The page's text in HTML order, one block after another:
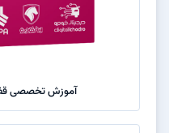
آموزش تخصصی